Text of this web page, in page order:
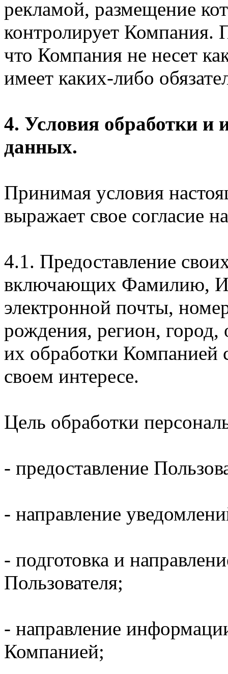
рекламой, размещение
контролирует Компания.
что Компания не несет
имеет каких-либо
4. Условия обработки и
данных.
Принимая условия
выражает свое согласие
4.1. Предоставление
включающих Фамилию,
электронной почты,
рождения, регион,
их обработки Компанией
своем интересе.
Цель обработки
- предоставление
- направление
- подготовка и
Пользователя;
- направление
Компанией;